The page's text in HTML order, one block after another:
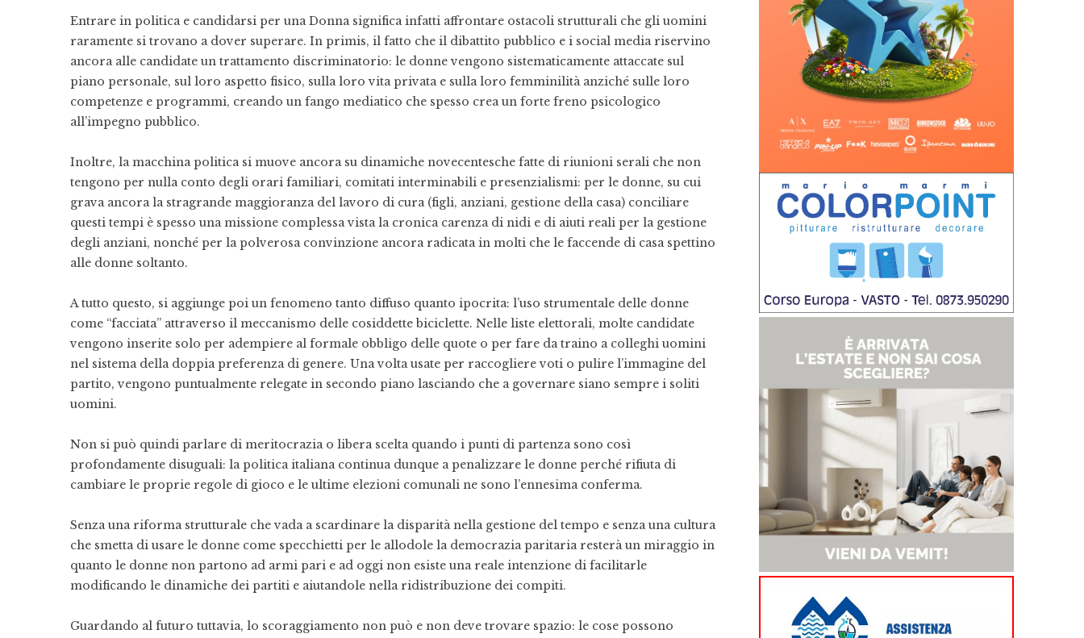
Entrare in politica e candidarsi per una Donna significa infatti affrontare ostacoli strutturali che gli uomini
raramente si trovano a dover superare. In primis, il fatto che il dibattito pubblico e i social media riservino
ancora alle candidate un trattamento discriminatorio: le donne vengono sistematicamente attaccate sul
piano personale, sul loro aspetto fisico, sulla loro vita privata e sulla loro femminilità anziché sulle loro
competenze e programmi, creando un fango mediatico che spesso crea un forte freno psicologico
all’impegno pubblico.
Inoltre, la macchina politica si muove ancora su dinamiche novecentesche fatte di riunioni serali che non
tengono per nulla conto degli orari familiari, comitati interminabili e presenzialismi: per le donne, su cui
grava ancora la stragrande maggioranza del lavoro di cura (figli, anziani, gestione della casa) conciliare
questi tempi è spesso una missione complessa vista la cronica carenza di nidi e di aiuti reali per la gestione
degli anziani, nonché per la polverosa convinzione ancora radicata in molti che le faccende di casa spettino
alle donne soltanto.
A tutto questo, si aggiunge poi un fenomeno tanto diffuso quanto ipocrita: l’uso strumentale delle donne
come “facciata” attraverso il meccanismo delle cosiddette biciclette. Nelle liste elettorali, molte candidate
vengono inserite solo per adempiere al formale obbligo delle quote o per fare da traino a colleghi uomini
nel sistema della doppia preferenza di genere. Una volta usate per raccogliere voti o pulire l’immagine del
partito, vengono puntualmente relegate in secondo piano lasciando che a governare siano sempre i soliti
uomini.
Non si può quindi parlare di meritocrazia o libera scelta quando i punti di partenza sono così
profondamente disuguali: la politica italiana continua dunque a penalizzare le donne perché rifiuta di
cambiare le proprie regole di gioco e le ultime elezioni comunali ne sono l’ennesima conferma.
Senza una riforma strutturale che vada a scardinare la disparità nella gestione del tempo e senza una cultura
che smetta di usare le donne come specchietti per le allodole la democrazia paritaria resterà un miraggio in
quanto le donne non partono ad armi pari e ad oggi non esiste una reale intenzione di facilitarle
modificando le dinamiche dei partiti e aiutandole nella ridistribuzione dei compiti.
Guardando al futuro tuttavia, lo scoraggiamento non può e non deve trovare spazio: le cose possono